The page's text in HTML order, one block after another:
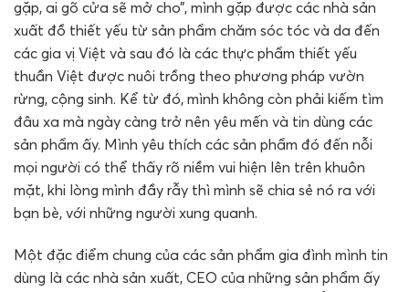
gặp, ai gõ cửa sẽ mở cho”, mình gặp được các nhà sản
xuất đồ thiết yếu từ sản phẩm chăm sóc tóc và da đến
các gia vị Việt và sau đó là các thực phẩm thiết yếu
thuần Việt được nuôi trồng theo phương pháp vườn
rừng, cộng sinh. Kể từ đó, mình không còn phải kiếm tìm
đâu xa mà ngày càng trở nên yêu mến và tin dùng các
sản phẩm ấy. Mình yêu thích các sản phẩm đó đến nỗi
mọi người có thể thấy rõ niềm vui hiện lên trên khuôn
mặt, khi lòng mình đầy rẫy thì mình sẽ chia sẻ nó ra với
bạn bè, với những người xung quanh.
Một đặc điểm chung của các sản phẩm gia đình mình tin
dùng là các nhà sản xuất, CEO của những sản phẩm ấy